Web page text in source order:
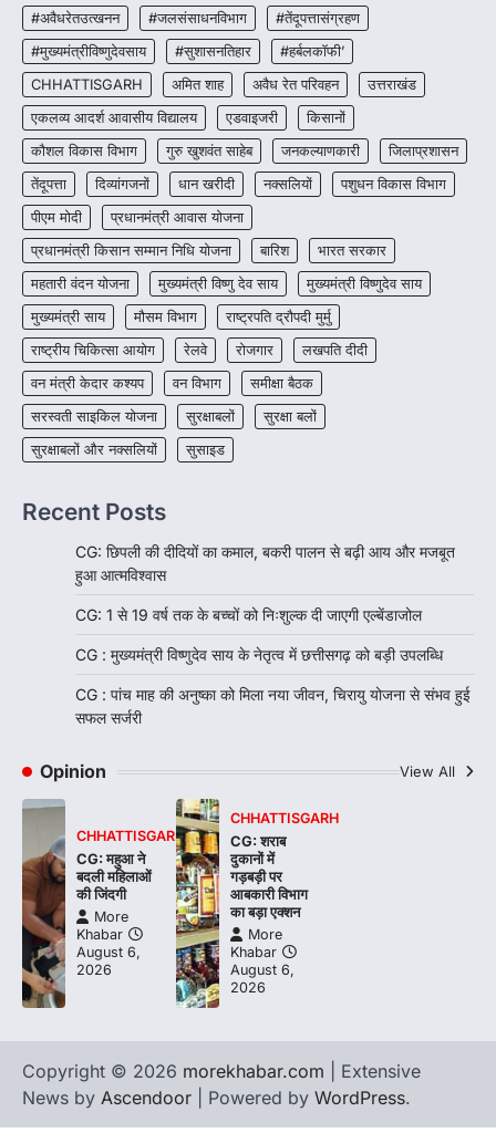
3
हरित विकास और किसानों की आय…
4
CHHATTISGARH
CG : पांच माह की अनुष्का को मिला नया
जीवन, चिरायु योजना से संभव हुई सफल सर्जरी
More Khabar August 7, 2026
रायपुर। राष्ट्रीय बाल स्वास्थ्य कार्यक्रम (चिरायु) के तहत
जशपुर जिले की 5 माह की मासूम…
#अवैधरेतउत्खनन #जलसंसाधनविभाग
#तेंदूपत्तासंग्रहण
#मुख्यमंत्रीविष्णुदेवसाय
#सुशासनतिहार
#हर्बलकॉफी’
CHHATTISGARH
अमित शाह अवैध रेत परिवहन
उत्तराखंड
एकलव्य आदर्श आवासीय विद्यालय
एडवाइजरी
किसानों
कौशल विकास विभाग
गुरु खुशवंत साहेब जनकल्याणकारी
जिलाप्रशासन
तेंदूपत्ता
दिव्यांगजनों धान खरीदी नक्सलियों
पशुधन विकास विभाग
पीएम मोदी
प्रधानमंत्री आवास योजना
प्रधानमंत्री किसान सम्मान निधि योजना
बारिश
भारत सरकार
महतारी वंदन योजना
मुख्यमंत्री विष्णु देव साय
मुख्यमंत्री विष्णुदेव साय
मुख्यमंत्री साय
मौसम विभाग
राष्ट्रपति द्रौपदी मुर्मु
राष्ट्रीय चिकित्सा आयोग
रेलवे रोजगार
लखपति दीदी
वन मंत्री केदार कश्यप
वन विभाग
समीक्षा बैठक
सरस्वती साइकिल योजना
सुरक्षाबलों
सुरक्षा बलों
सुरक्षाबलों और नक्सलियों
सुसाइड
Recent Posts
CG: छिपली की दीदियों का कमाल, बकरी पालन से बढ़ी आय और मजबूत
हुआ आत्मविश्वास
CG: 1 से 19 वर्ष तक के बच्चों को निःशुल्क दी जाएगी एल्बेंडाजोल
CG : मुख्यमंत्री विष्णुदेव साय के नेतृत्व में छत्तीसगढ़ को बड़ी उपलब्धि
CG : पांच माह की अनुष्का को मिला नया जीवन, चिरायु योजना से संभव हुई
सफल सर्जरी
Opinion View All
CHHATTISGARH
CG: महुआ ने
बदली महिलाओं
की जिंदगी
More
Khabar
August 6,
2026
CHHATTISGARH
CG: शराब
दुकानों में
गड़बड़ी पर
आबकारी विभाग
का बड़ा एक्शन
More
Khabar
August 6,
2026
Copyright © 2026 morekhabar.com | Extensive
News by Ascendoor | Powered by WordPress.